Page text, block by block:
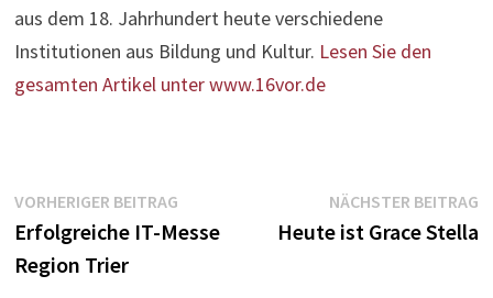
aus dem 18. Jahrhundert heute verschiedene
Institutionen aus Bildung und Kultur. Lesen Sie den
gesamten Artikel unter www.16vor.de
Beitragsnavigation
VORHERIGER BEITRAGVorheriger
Beitrag:
Erfolgreiche IT-Messe
Region Trier
NÄCHSTER BEITRAG
Heute ist Grace Stella